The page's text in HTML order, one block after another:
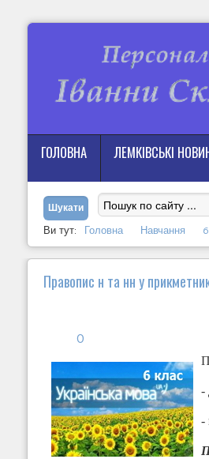
ГОЛОВНА ЛЕМКІВСЬКІ
Ви тут: Головна Навчання
Правопис н та нн у
0
-
-